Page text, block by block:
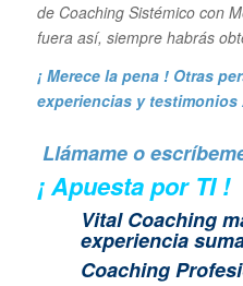
de Coaching Sistémico con
fuera así, siempre habrás
¡ Merece la pena ! Otras
experiencias y testimonios
Llámame o
¡ Apuesta por TI !
Vital Coaching
experiencia
Coaching